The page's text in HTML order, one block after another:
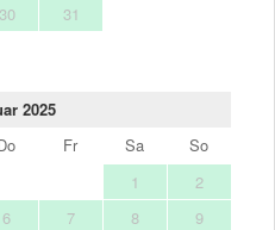
30 31
2025
Fr Sa
So
1
2
6 7 8
9